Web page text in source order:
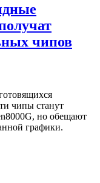
чипов
чипы станут
но обещают
графики.